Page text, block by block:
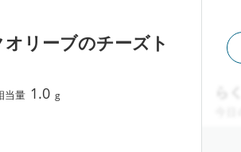
リーブのチーズト
当量 1.0 g